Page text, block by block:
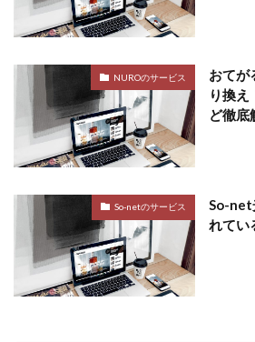
NUROのサービス
おてが
り換
ど徹底
So-netのサービス
So-net
れてい